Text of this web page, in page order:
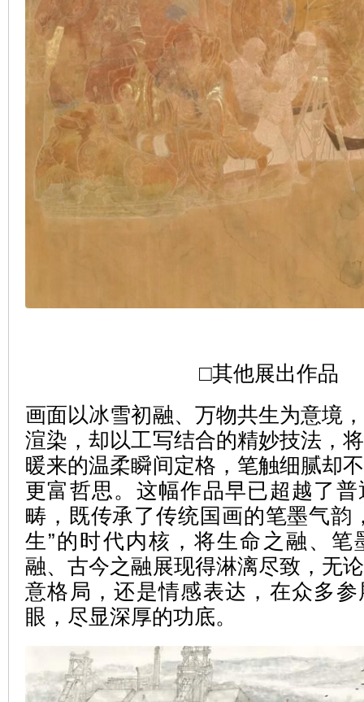
□其他展出作品
画面以冰雪初融、万物共生为意境
渲染，却以工写结合的精妙技法，
暖来的温柔瞬间定格，笔触细腻却
更富哲思。这幅作品早已超越了
畴，既传承了传统国画的笔墨气韵
生”的时代内核，将生命之融、笔
融、古今之融展现得淋漓尽致，无
意格局，还是情感表达，在众多
眼，尽显深厚的功底。